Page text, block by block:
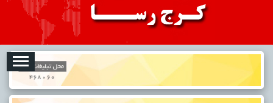
تبلیغات درباره ما ارتباط با ما